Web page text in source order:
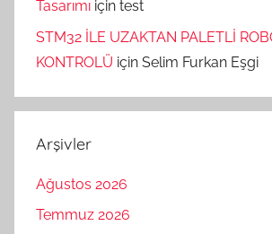
Tasarımı için test
STM32 İLE UZAKTAN PALETLİ
KONTROLÜ için Selim Furkan Eşgi
Arşivler
Ağustos 2026
Temmuz 2026